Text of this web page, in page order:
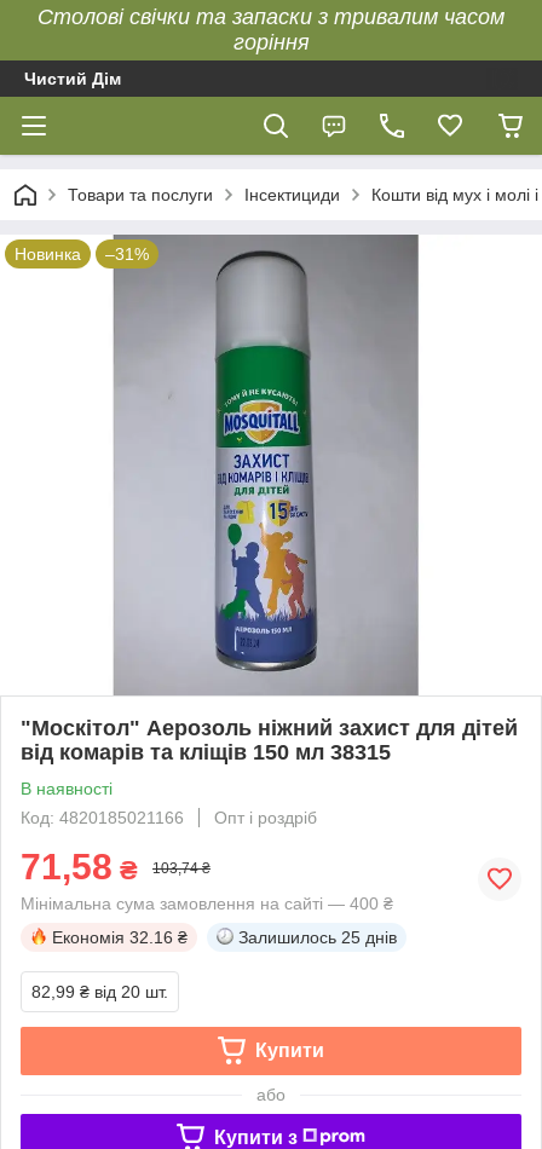
Столові свічки та запаски з тривалим часом
горіння
Чистий Дім
Товари та послуги Інсектициди Кошти від мух і молі
Новинка –31%
"Москітол" Аерозоль ніжний захист для дітей
від комарів та кліщів 150 мл 38315
В наявності
Код: 4820185021166
Опт і роздріб
71,58 ₴ 103,74 ₴
Мінімальна сума замовлення на сайті — 400 ₴
Економія 32.16 ₴ Залишилось 25 днів
82,99 ₴ від 20 шт.
Купити
або
Купити з